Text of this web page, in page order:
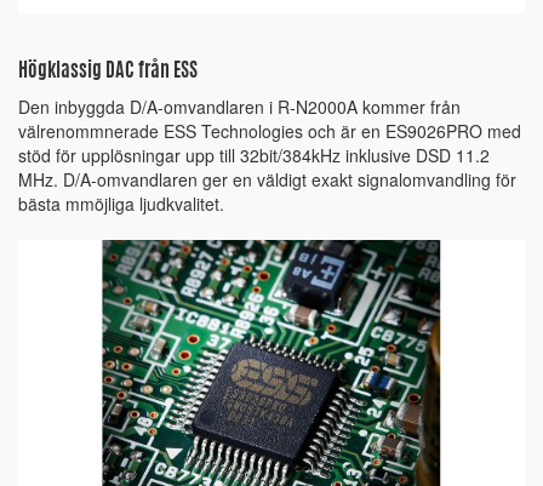
Högklassig DAC från ESS
Den inbyggda D/A-omvandlaren i R-N2000A kommer från
välrenommnerade ESS Technologies och är en ES9026PRO med
stöd för upplösningar upp till 32bit/384kHz inklusive DSD 11.2
MHz. D/A-omvandlaren ger en väldigt exakt signalomvandling för
bästa mmöjliga ljudkvalitet.